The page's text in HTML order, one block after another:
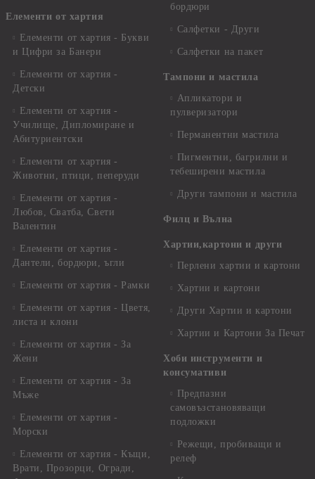
Елементи от хартия
Елементи от хартия - Букви
и Цифри за Банери
Елементи от хартия -
Детски
Елементи от хартия -
Училище, Дипломиране и
Абитуриентски
Елементи от хартия -
Животни, птици, пеперуди
Елементи от хартия -
Любов, Сватба, Свети
Валентин
Елементи от хартия -
Дантели, бордюри, ъгли
Елементи от хартия - Рамки
Елементи от хартия - Цветя,
листа и клони
Елементи от хартия - За
Жени
Елементи от хартия - За
Мъже
Елементи от хартия -
Морски
Елементи от хартия - Къщи,
Врати, Прозорци, Огради,
бордюри
Салфетки - Други
Салфетки на пакет
Тампони и мастила
Апликатори и
пулверизатори
Перманентни мастила
Пигментни, багрилни и
тебеширени мастила
Други тампони и мастила
Филц и Вълна
Хартии,картони и други
Перлени хартии и картони
Хартии и картони
Други Хартии и картони
Хартии и Картони За Печат
Хоби инструменти и
консумативи
Предпазни
самовъзстановяващи
подложки
Режещи, пробиващи и
релеф